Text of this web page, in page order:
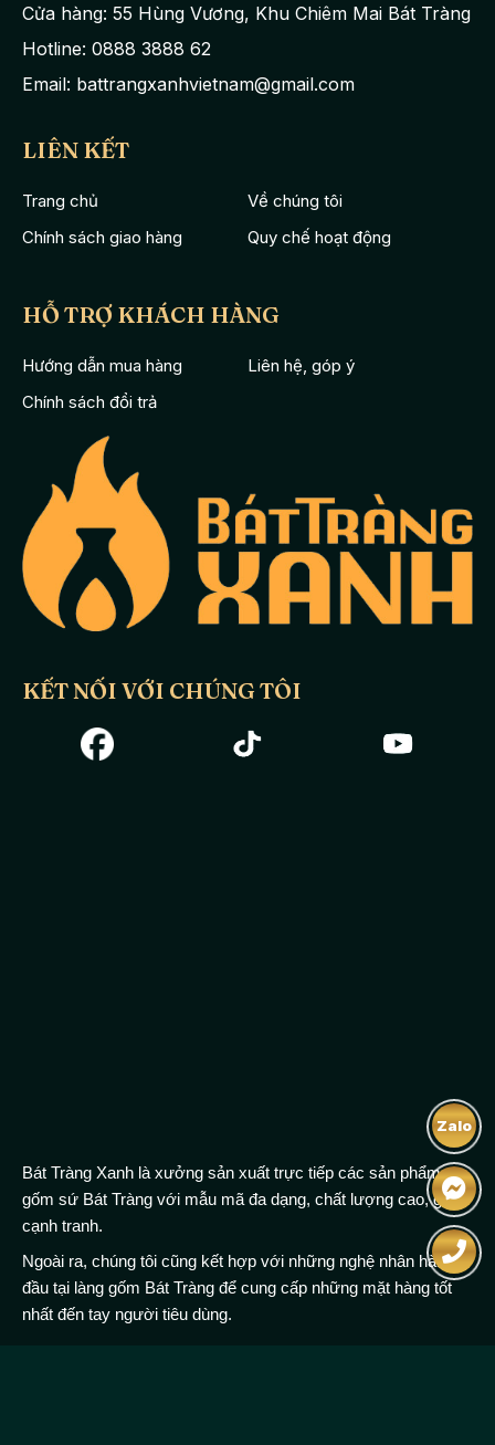
Zalo
Cửa hàng: 55 Hùng Vương, Khu Chiêm Mai Bát Tràng
Hotline: 0888 3888 62
Email: battrangxanhvietnam@gmail.com
LIÊN KẾT
Trang chủ
Về chúng tôi
Chính sách giao hàng
Quy chế hoạt động
HỖ TRỢ KHÁCH HÀNG
Hướng dẫn mua hàng
Liên hệ, góp ý
Chính sách đổi trả
KẾT NỐI VỚI CHÚNG TÔI
Bát Tràng Xanh là xưởng sản xuất trực tiếp các sản phẩm
gốm sứ Bát Tràng với mẫu mã đa dạng, chất lượng cao, giá
cạnh tranh.
Ngoài ra, chúng tôi cũng kết hợp với những nghệ nhân hàng
đầu tại làng gốm Bát Tràng để cung cấp những mặt hàng tốt
nhất đến tay người tiêu dùng.